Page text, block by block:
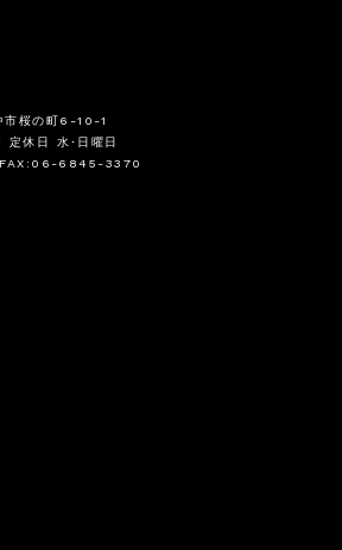
桜の町6-10-1
休日 水･日曜日
6845-3370